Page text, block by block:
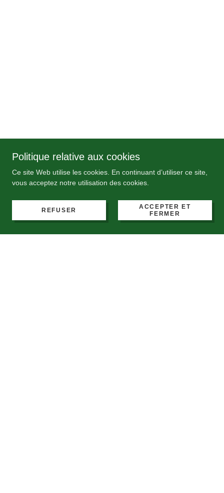
Politique relative aux cookies
Ce site Web utilise les cookies. En continuant d’utiliser ce site,
vous acceptez notre utilisation des cookies.
REFUSER
ACCEPTER ET
FERMER